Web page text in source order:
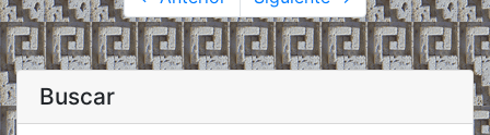
Buscar